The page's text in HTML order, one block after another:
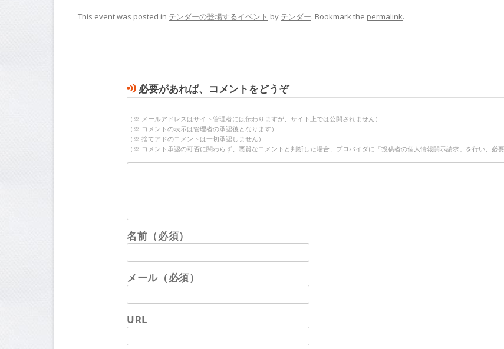
This event was posted in テンダーの登場するイベント by テンダー. Bookmark the permalink.
必要があれば、コメントをどうぞ
（※ メールアドレスはサイト管理者には伝わりますが、サイト上では公開されません）
（※ コメントの表示は管理者の承認後となります）
（※ 捨てアドのコメントは一切承認しません）
（※ コメント承認の可否に関わらず、悪質なコメントと判断した場合、プロバイダに「投稿者の個人情報開示請求」を行い、必要
名前（必須）
メール（必須）
URL